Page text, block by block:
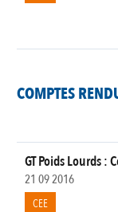
COMPTES
GT Poids Lourds
21 09 2016
CEE